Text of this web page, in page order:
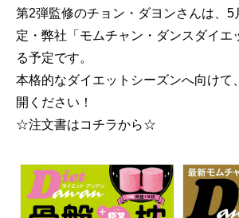
第2弾監修のチョン・ダヨンさんは、
定・弊社「モムチャン・ダンスダイエ
る予定です。
本格的なダイエットシーズンへ向けて
開ください！
☆注文書はコチラから☆